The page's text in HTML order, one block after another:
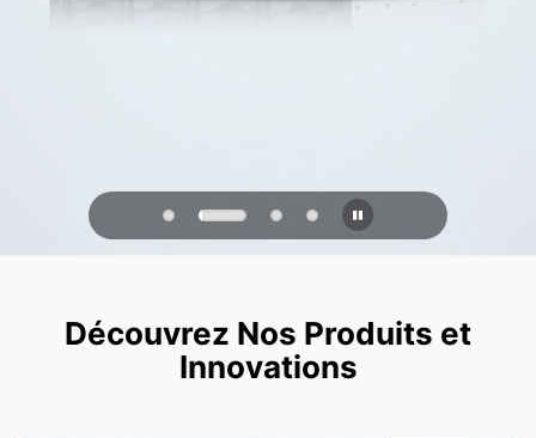
quantiques du futur
Découvrez Nos Produits et
Innovations